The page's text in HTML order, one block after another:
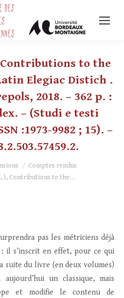
to the
Elegiac Distich .
2018. – 362 p. :
– (Studi e testi
:1973-9982 ; 15). –
Comptes rendus
Contributions to the…
pas les métriciens déjà
il s’inscrit en effet, pour ce qui
suite du livre (en deux volumes)
aujourd’hui un classique, mais
et modifie le contenu de